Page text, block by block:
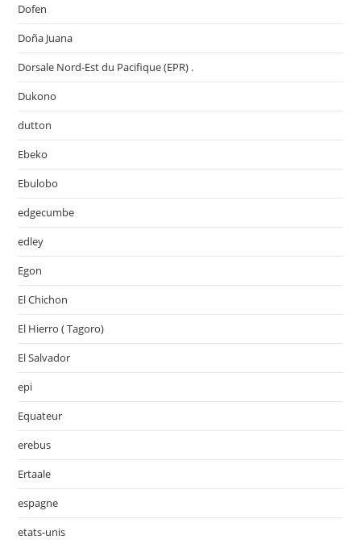
Dofen
Doña Juana
Dorsale Nord-Est du Pacifique (EPR) .
Dukono
dutton
Ebeko
Ebulobo
edgecumbe
edley
Egon
El Chichon
El Hierro ( Tagoro)
El Salvador
epi
Equateur
erebus
Ertaale
espagne
etats-unis